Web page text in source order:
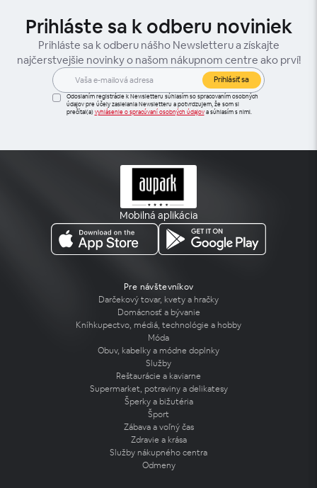
Prihláste sa k odberu noviniek
Prihláste sa k odberu nášho Newsletteru a získajte
najčerstvejšie novinky o našom nákupnom centre ako prví!
Prihlásiť sa
Odoslaním registrácie k Newsletteru súhlasím so spracovaním osobných
údajov pre účely zasielania Newsletteru a potvrdzujem, že som si
prečítal(a) vyhlásenie o spracúvaní osobných údajova súhlasím s nimi.
Mobilná aplikácia
Pre návštevníkov
Darčekový tovar, kvety a hračky
Domácnosť a bývanie
Kníhkupectvo, médiá, technológie a hobby
Móda
Obuv, kabelky a módne doplnky
Služby
Reštaurácie a kaviarne
Supermarket, potraviny a delikatesy
Šperky a bižutéria
Šport
Zábava a voľný čas
Zdravie a krása
Služby nákupného centra
Odmeny